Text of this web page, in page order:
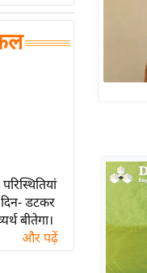
दिन- डटकर
बीतेगा।
और पढ़ें